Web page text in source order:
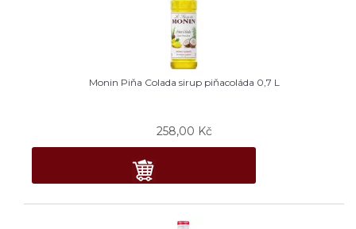
Monin Piňa Colada sirup piňacoláda 0,7 L
258,00 Kč